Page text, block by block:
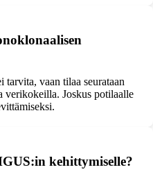
tarvita, vaan tilaa seurataan
verikokeilla. Joskus potilaalle
kehittymiselle?